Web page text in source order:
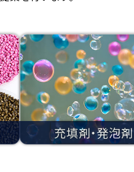
充填剤・発泡剤